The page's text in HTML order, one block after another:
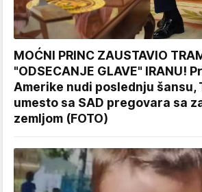
MOĆNI PRINC ZAUSTAVIO
"ODSECANJE GLAVE" IRANU!
Amerike nudi poslednju šansu,
umesto sa SAD pregovara sa
zemljom (FOTO)